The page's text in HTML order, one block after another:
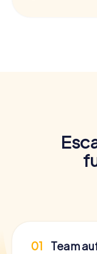
01 Team